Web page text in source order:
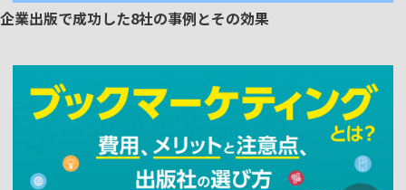
企業出版で成功した8社の事例とその効果